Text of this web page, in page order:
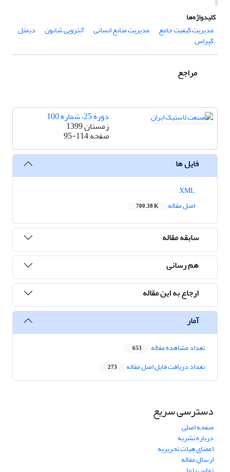
کلیدواژه‌ها
مدیریت کیفیت جامع
مدیریت منابع انسانی آنتروپی شانون دیمتل
کپراس
مراجع
دوره 25، شماره 100
زمستان 1399
صفحه95-114
فایل ها
اصل مقاله
700.38 K
سابقه مقاله
هم رسانی
ارجاع به این مقاله
آمار
تعداد مشاهده مقاله 653
تعداد دریافت فایل اصل مقاله 273
دسترسی سریع
صفحه اصلی
درباره نشریه
اعضای هیات تحریریه
ارسال مقاله